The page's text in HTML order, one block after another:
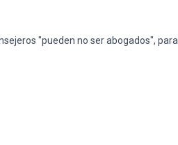
"pueden no ser abogados", para